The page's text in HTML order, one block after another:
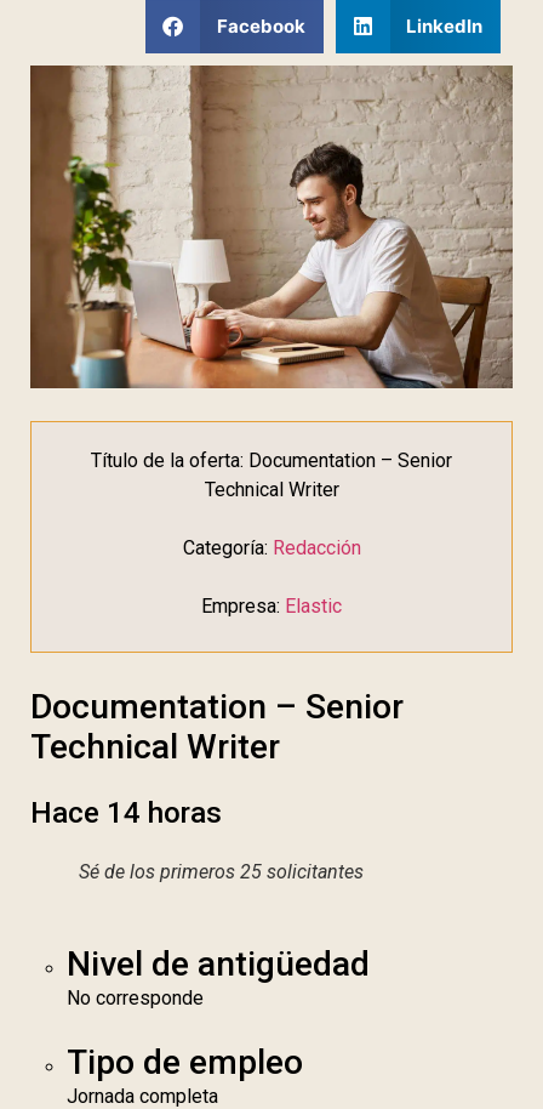
Facebook LinkedIn
Título de la oferta: Documentation – Senior
Technical Writer
Categoría: Redacción
Empresa: Elastic
Documentation – Senior
Technical Writer
Hace 14 horas
Sé de los primeros 25 solicitantes
Nivel de antigüedad
No corresponde
Tipo de empleo
Jornada completa